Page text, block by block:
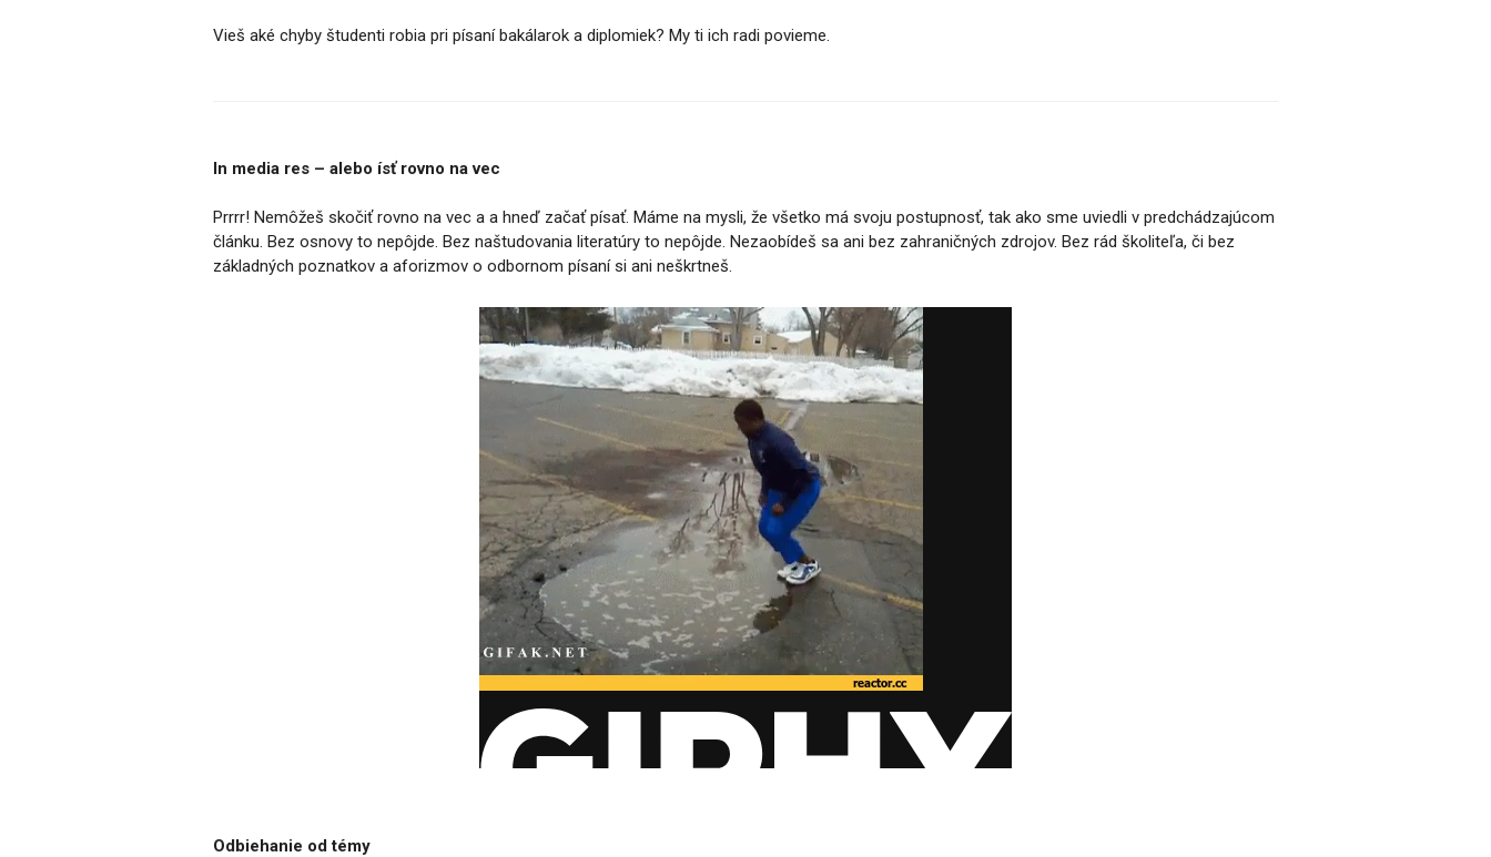
Vieš aké chyby študenti robia pri písaní bakálarok a diplomiek? My ti ich radi povieme.
In media res – alebo ísť rovno na vec
Prrrr! Nemôžeš skočiť rovno na vec a a hneď začať písať. Máme na mysli, že všetko má svoju postupnosť, tak ako sme uviedli v predchádzajúcom
článku. Bez osnovy to nepôjde. Bez naštudovania literatúry to nepôjde. Nezaobídeš sa ani bez zahraničných zdrojov. Bez rád školiteľa, či bez
základných poznatkov a aforizmov o odbornom písaní si ani neškrtneš.
Odbiehanie od témy